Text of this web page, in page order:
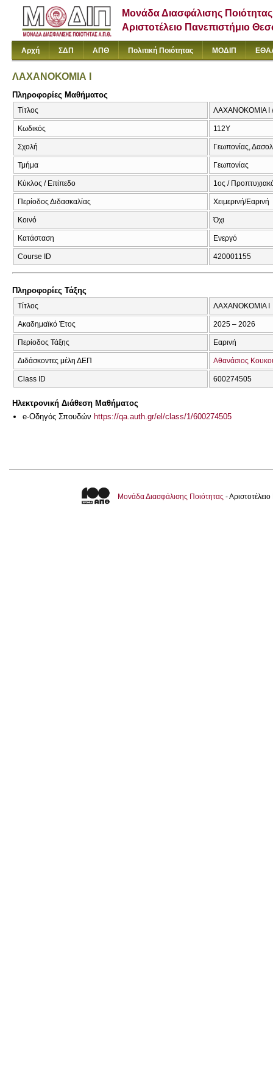
Μονάδα Διασφάλισης Ποιότητας
Αριστοτέλειο Πανεπιστήμιο
Αρχή ΣΔΠ ΑΠΘ Πολιτική Ποιότητας ΜΟΔΙΠ
ΛΑΧΑΝΟΚΟΜΙΑ Ι
Πληροφορίες Μαθήματος
Τίτλος ΛΑΧΑΝΟΚΟΜΙΑ Ι /
Κωδικός 112Υ
Σχολή Γεωπονίας,
Τμήμα Γεωπονίας
Κύκλος / Επίπεδο 1ος /
Περίοδος Διδασκαλίας Χειμερινή/Εαρινή
Κοινό Όχι
Κατάσταση Ενεργό
Course ID 420001155
Πληροφορίες Τάξης
Τίτλος ΛΑΧΑΝΟΚΟΜΙΑ Ι
Ακαδημαϊκό Έτος 2025 – 2026
Περίοδος Τάξης Εαρινή
Διδάσκοντες μέλη ΔΕΠ Αθανάσιος
Class ID 600274505
Ηλεκτρονική Διάθεση Μαθήματος
e-Οδηγός Σπουδών https://qa.auth.gr/el/class/1/600274505
Μονάδα Διασφάλισης Ποιότητας -